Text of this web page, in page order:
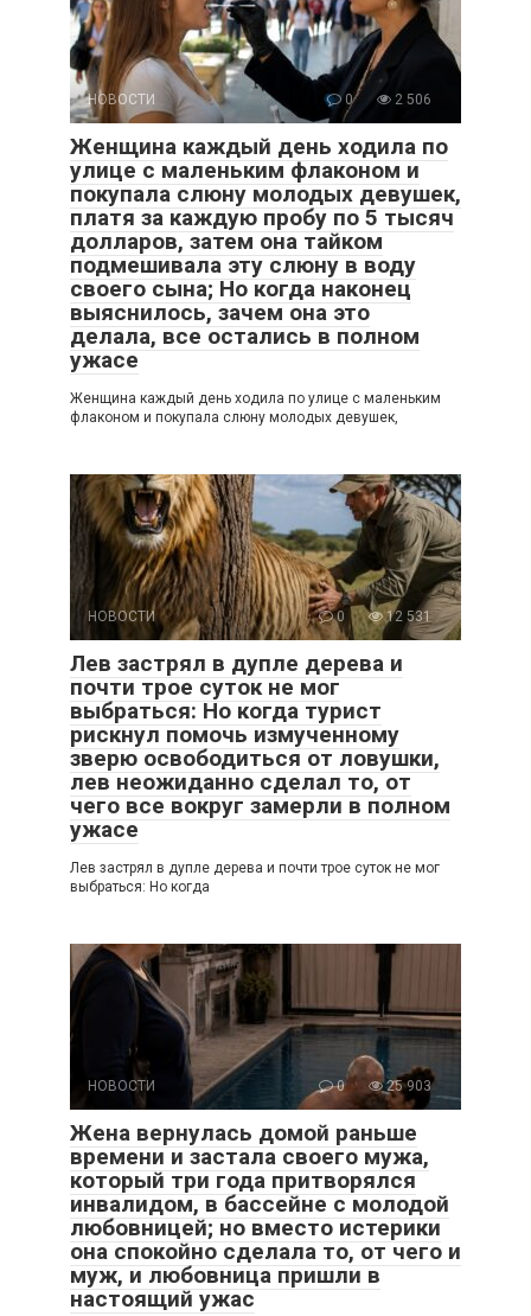
НОВОСТИ 0 2 506
Женщина каждый день ходила по
улице с маленьким флаконом и
покупала слюну молодых девушек,
платя за каждую пробу по 5 тысяч
долларов, затем она тайком
подмешивала эту слюну в воду
своего сына; Но когда наконец
выяснилось, зачем она это
делала, все остались в полном
ужасе
Женщина каждый день ходила по улице с маленьким
флаконом и покупала слюну молодых девушек,
НОВОСТИ 0 12 531
Лев застрял в дупле дерева и
почти трое суток не мог
выбраться: Но когда турист
рискнул помочь измученному
зверю освободиться от ловушки,
лев неожиданно сделал то, от
чего все вокруг замерли в полном
ужасе
Лев застрял в дупле дерева и почти трое суток не мог
выбраться: Но когда
НОВОСТИ 0 25 903
Жена вернулась домой раньше
времени и застала своего мужа,
который три года притворялся
инвалидом, в бассейне с молодой
любовницей; но вместо истерики
она спокойно сделала то, от чего и
муж, и любовница пришли в
настоящий ужас